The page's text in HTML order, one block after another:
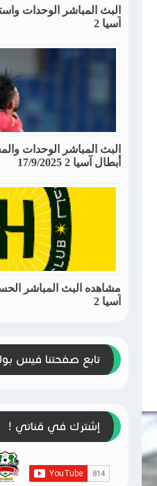
البث المباشر الوحدات
آسيا 2
البث المباشر الوحدات
أبطال آسيا 2 17/9/2025
مشاهده البث المباشر
آسيا 2
تابع صفحتنا فيس
إشترك في قناتي !